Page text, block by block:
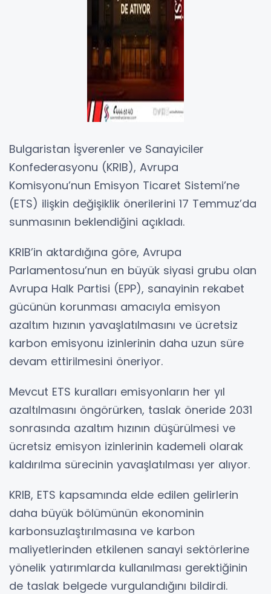
Bulgaristan İşverenler ve Sanayiciler
Konfederasyonu (KRIB), Avrupa
Komisyonu’nun Emisyon Ticaret Sistemi’ne
(ETS) ilişkin değişiklik önerilerini 17 Temmuz’da
sunmasının beklendiğini açıkladı.
KRIB’in aktardığına göre, Avrupa
Parlamentosu’nun en büyük siyasi grubu olan
Avrupa Halk Partisi (EPP), sanayinin rekabet
gücünün korunması amacıyla emisyon
azaltım hızının yavaşlatılmasını ve ücretsiz
karbon emisyonu izinlerinin daha uzun süre
devam ettirilmesini öneriyor.
Mevcut ETS kuralları emisyonların her yıl
azaltılmasını öngörürken, taslak öneride 2031
sonrasında azaltım hızının düşürülmesi ve
ücretsiz emisyon izinlerinin kademeli olarak
kaldırılma sürecinin yavaşlatılması yer alıyor.
KRIB, ETS kapsamında elde edilen gelirlerin
daha büyük bölümünün ekonominin
karbonsuzlaştırılmasına ve karbon
maliyetlerinden etkilenen sanayi sektörlerine
yönelik yatırımlarda kullanılması gerektiğinin
de taslak belgede vurgulandığını bildirdi.